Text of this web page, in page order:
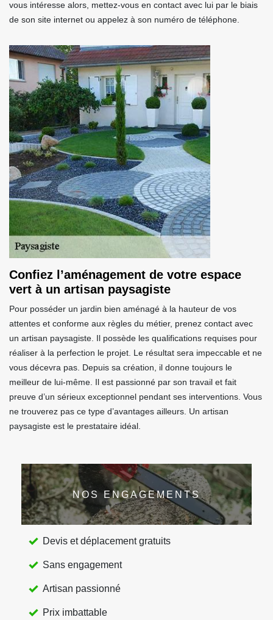
vous intéresse alors, mettez-vous en contact avec lui par le biais
de son site internet ou appelez à son numéro de téléphone.
Confiez l’aménagement de votre espace
vert à un artisan paysagiste
Pour posséder un jardin bien aménagé à la hauteur de vos
attentes et conforme aux règles du métier, prenez contact avec
un artisan paysagiste. Il possède les qualifications requises pour
réaliser à la perfection le projet. Le résultat sera impeccable et ne
vous décevra pas. Depuis sa création, il donne toujours le
meilleur de lui-même. Il est passionné par son travail et fait
preuve d’un sérieux exceptionnel pendant ses interventions. Vous
ne trouverez pas ce type d’avantages ailleurs. Un artisan
paysagiste est le prestataire idéal.
NOS ENGAGEMENTS
Devis et déplacement gratuits
Sans engagement
Artisan passionné
Prix imbattable